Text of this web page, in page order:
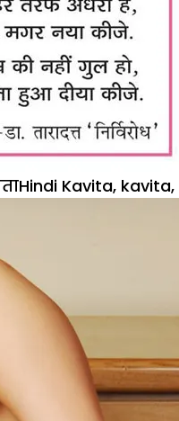
Tags
Hindi Kavita, kavita,